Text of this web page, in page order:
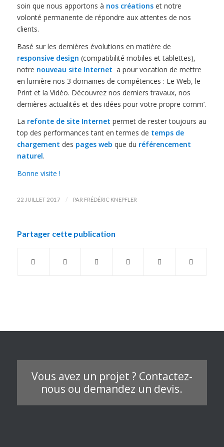
soin que nous apportons à nos créationset notre
volonté permanente de répondre aux attentes de nos
clients.
Basé sur les dernières évolutions en matière de
responsive design (compatibilité mobiles et tablettes),
notre nouveau site Internet a pour vocation de mettre
en lumière nos 3 domaines de compétences : Le Web, le
Print et la Vidéo. Découvrez nos derniers travaux, nos
dernières actualités et des idées pour votre propre comm’.
La refonte de site Internet permet de rester toujours au
top des performances tant en termes de temps de
chargement des pages web que du référencement
naturel.
Bonne visite !
22 JUILLET 2017 / PAR FRÉDÉRIC KNEPFLER
Partager cette publication
Vous avez un projet ? Contactez-
nous ou demandez un devis.